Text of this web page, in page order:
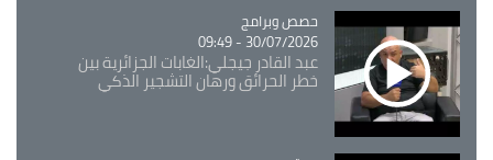
Catégorie
حصص وبرامج
30/07/2026 - 09:49
عبد القادر جيجلي:الغابات الجزائرية بين
خطر الحرائق ورهان التشجير الذكي